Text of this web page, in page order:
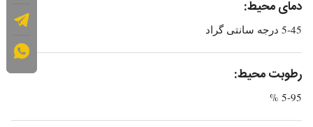
دمای محیط:
5-45 درجه سانتی گراد
رطوبت محیط:
5-95 %